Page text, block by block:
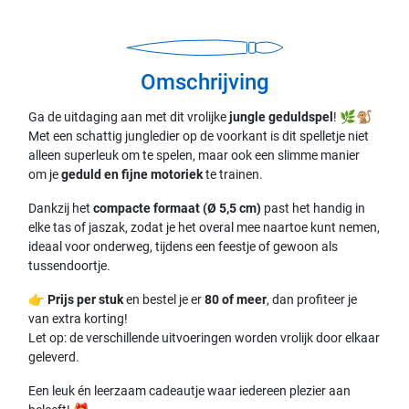
Omschrijving
Ga de uitdaging aan met dit vrolijkejungle geduldspel! 🌿🐒
Met een schattig jungledier op de voorkant is dit spelletje niet
alleen superleuk om te spelen, maar ook een slimme manier
om jegeduld en fijne motoriekte trainen.
Dankzij hetcompacte formaat (Ø 5,5 cm) past het handig in
elke tas of jaszak, zodat je het overal mee naartoe kunt nemen,
ideaal voor onderweg, tijdens een feestje of gewoon als
tussendoortje.
👉Prijs per stuken bestel je er80 of meer, dan profiteer je
van extra korting!
Let op: de verschillende uitvoeringen worden vrolijk door elkaar
geleverd.
Een leuk én leerzaam cadeautje waar iedereen plezier aan